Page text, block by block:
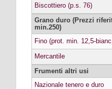
Biscottiero (p.s. 76)
Grano duro (Prezzi
min.250)
Fino (prot. min. 12,5-
Mercantile
Frumenti altri usi
Nazionale tenero e duro